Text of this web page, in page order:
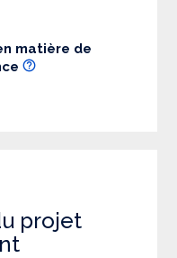
matière de
projet